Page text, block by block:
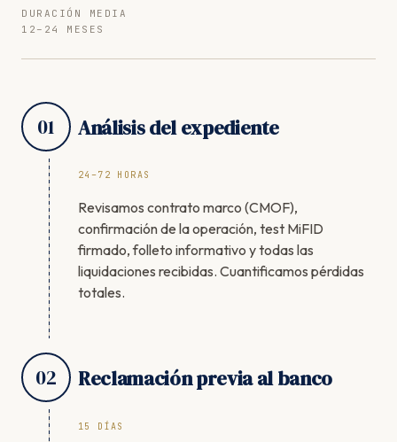
DURACIÓN MEDIA
12–24 MESES
01 Análisis del expediente
24–72 HORAS
Revisamos contrato marco (CMOF),
confirmación de la operación, test MiFID
firmado, folleto informativo y todas las
liquidaciones recibidas. Cuantificamos pérdidas
totales.
02 Reclamación previa al banco
15 DÍAS